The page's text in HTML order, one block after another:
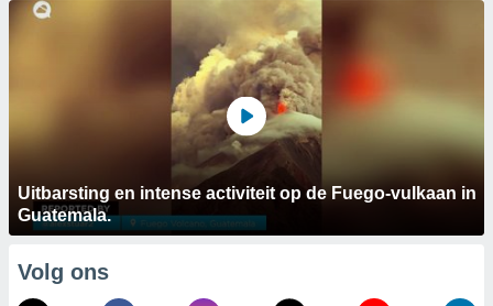
Uitbarsting en intense activiteit op de Fuego-vulkaan in
Guatemala.
Volg ons